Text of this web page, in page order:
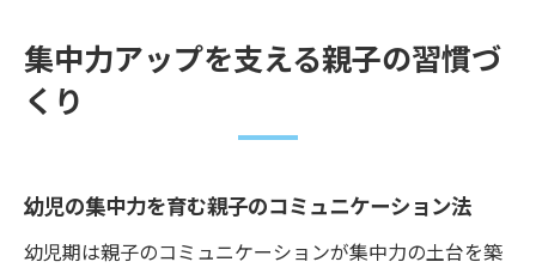
集中力アップを支える親子の習慣づ
くり
幼児の集中力を育む親子のコミュニケーション法
幼児期は親子のコミュニケーションが集中力の土台を築